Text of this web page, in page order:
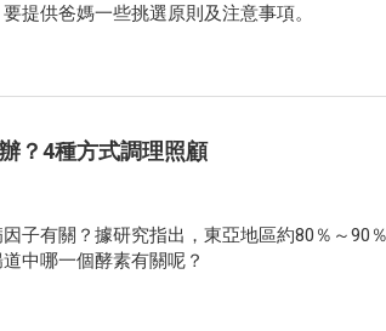
提供爸媽一些挑選原則及注意事項。
？4種方式調理照顧
子有關？據研究指出，東亞地區約80％～90
中哪一個酵素有關呢？